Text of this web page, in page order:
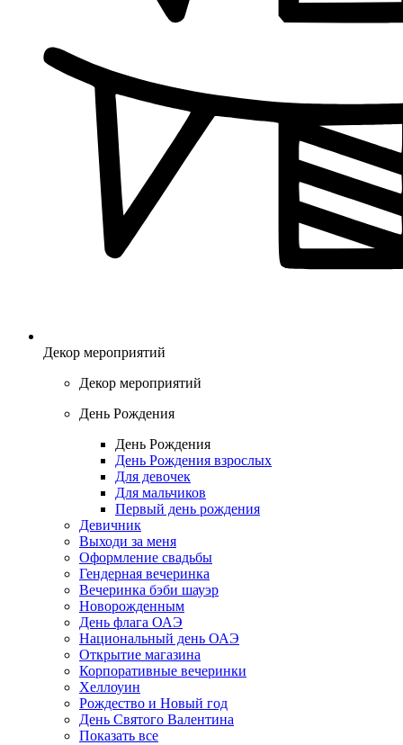
Декор мероприятий
Декор мероприятий
День Рождения
День Рождения
День Рождения взрослых
Для девочек
Для мальчиков
Первый день рождения
Девичник
Выходи за меня
Оформление свадьбы
Гендерная вечеринка
Вечеринка бэби шауэр
Новорожденным
День флага ОАЭ
Национальный день ОАЭ
Открытие магазина
Корпоративные вечеринки
Хеллоуин
Рождество и Новый год
День Святого Валентина
Показать все